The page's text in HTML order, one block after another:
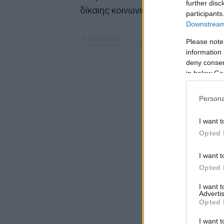
further
Please
information
deny
in below
I want
Opted
I want
Opted
I want
Opted
I want
δίκαιης κοινωνικής τάξης»,